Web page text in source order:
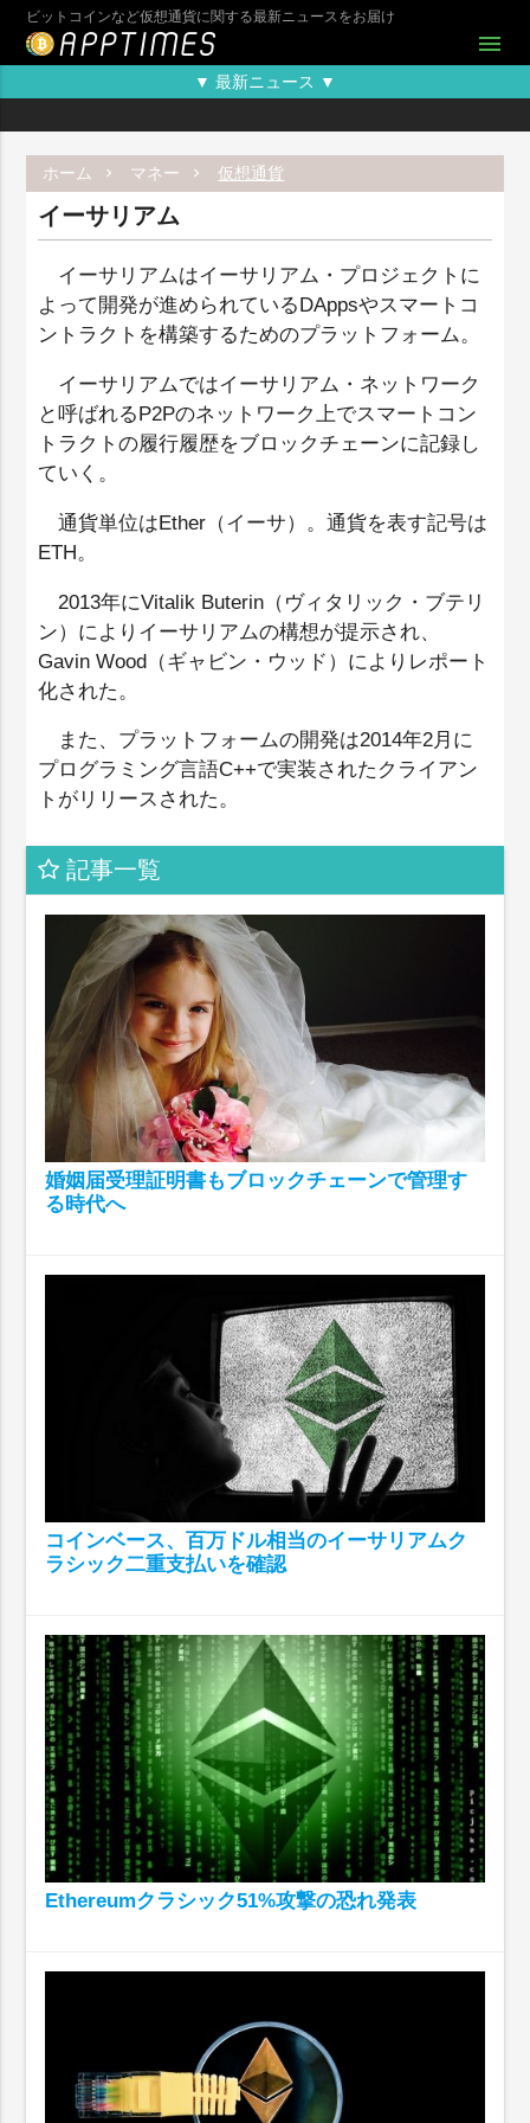
ビットコインなど仮想通貨に関する最新ニュースをお届け
menu
▼ 最新ニュース ▼
ホーム マネー 仮想通貨
イーサリアム
イーサリアムはイーサリアム・プロジェクトに
よって開発が進められているDAppsやスマートコ
ントラクトを構築するためのプラットフォーム。
イーサリアムではイーサリアム・ネットワーク
と呼ばれるP2Pのネットワーク上でスマートコン
トラクトの履行履歴をブロックチェーンに記録し
ていく。
通貨単位はEther（イーサ）。通貨を表す記号は
ETH。
2013年にVitalik Buterin（ヴィタリック・ブテリ
ン）によりイーサリアムの構想が提示され、
Gavin Wood（ギャビン・ウッド）によりレポート
化された。
また、プラットフォームの開発は2014年2月に
プログラミング言語C++で実装されたクライアン
トがリリースされた。
記事一覧
婚姻届受理証明書もブロックチェーンで管理す
る時代へ
コインベース、百万ドル相当のイーサリアムク
ラシック二重支払いを確認
Ethereumクラシック51%攻撃の恐れ発表